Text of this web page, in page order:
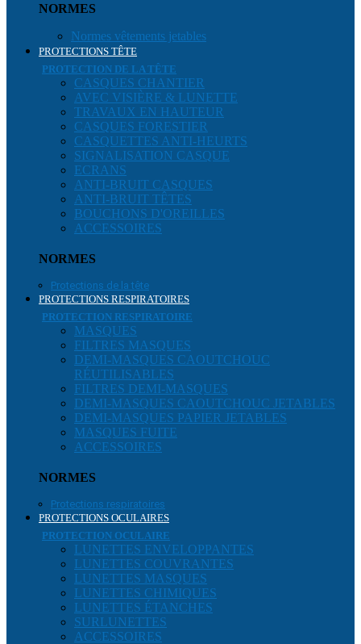
NORMES
Normes vêtements jetables
PROTECTIONS TÊTE
PROTECTION DE LA TÊTE
CASQUES CHANTIER
AVEC VISIÈRE & LUNETTE
TRAVAUX EN HAUTEUR
CASQUES FORESTIER
CASQUETTES ANTI-HEURTS
SIGNALISATION CASQUE
ECRANS
ANTI-BRUIT CASQUES
ANTI-BRUIT TÊTES
BOUCHONS D'OREILLES
ACCESSOIRES
NORMES
Protections de la tête
PROTECTIONS RESPIRATOIRES
PROTECTION RESPIRATOIRE
MASQUES
FILTRES MASQUES
DEMI-MASQUES CAOUTCHOUC
RÉUTILISABLES
FILTRES DEMI-MASQUES
DEMI-MASQUES CAOUTCHOUC JETABLES
DEMI-MASQUES PAPIER JETABLES
MASQUES FUITE
ACCESSOIRES
NORMES
Protections respiratoires
PROTECTIONS OCULAIRES
PROTECTION OCULAIRE
LUNETTES ENVELOPPANTES
LUNETTES COUVRANTES
LUNETTES MASQUES
LUNETTES CHIMIQUES
LUNETTES ÉTANCHES
SURLUNETTES
ACCESSOIRES